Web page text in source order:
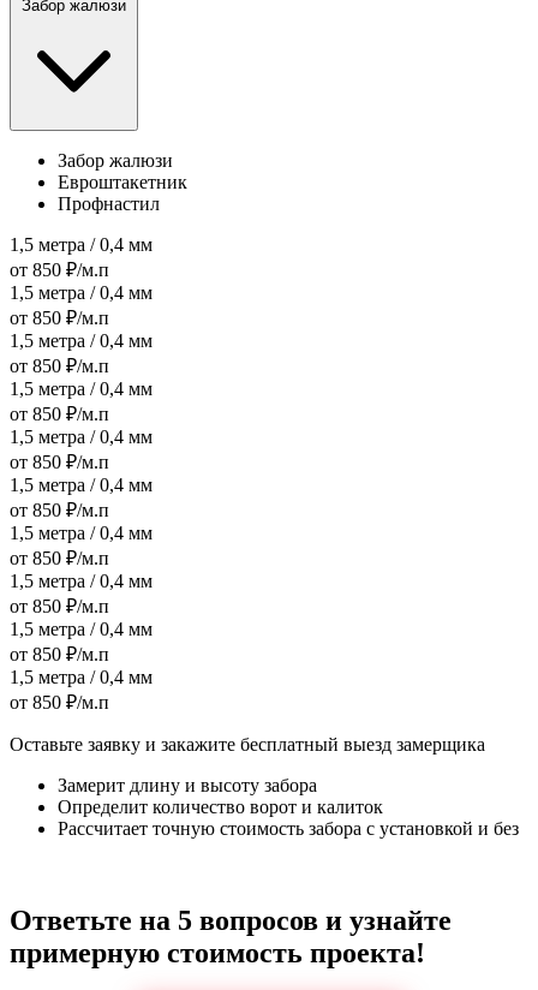
Забор жалюзи
Забор жалюзи
Евроштакетник
Профнастил
1,5 метра / 0,4 мм
от 850 ₽/м.п
1,5 метра / 0,4 мм
от 850 ₽/м.п
1,5 метра / 0,4 мм
от 850 ₽/м.п
1,5 метра / 0,4 мм
от 850 ₽/м.п
1,5 метра / 0,4 мм
от 850 ₽/м.п
1,5 метра / 0,4 мм
от 850 ₽/м.п
1,5 метра / 0,4 мм
от 850 ₽/м.п
1,5 метра / 0,4 мм
от 850 ₽/м.п
1,5 метра / 0,4 мм
от 850 ₽/м.п
1,5 метра / 0,4 мм
от 850 ₽/м.п
Оставьте заявку и закажите бесплатный выезд замерщика
Замерит длину и высоту забора
Определит количество ворот и калиток
Рассчитает точную стоимость забора с установкой и без
Ответьте на 5 вопросов и узнайте
примерную стоимость проекта!